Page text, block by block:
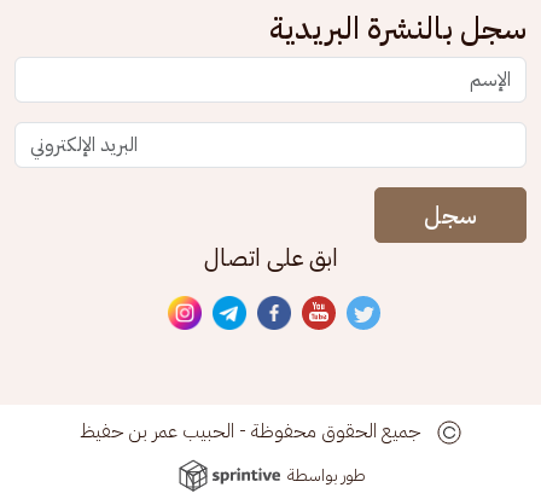
سجل بالنشرة البريدية
سجل
ابق على اتصال
جميع الحقوق محفوظة - الحبيب عمر بن حفيظ
طور بواسطة